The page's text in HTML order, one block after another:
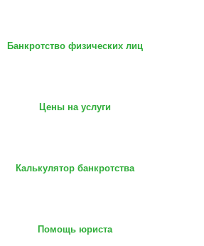
Банкротство физических лиц
Цены на услуги
Калькулятор банкротства
Помощь юриста